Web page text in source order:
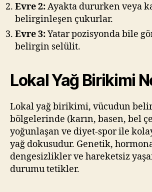
Evre 2:Ayakta dururken veya
belirginleşen çukurlar.
Evre 3:Yatar pozisyonda bile
belirgin selülit.
Lokal Yağ Birikimi
Lokal yağ birikimi, vücudun
bölgelerinde (karın, basen, bel
yoğunlaşan ve diyet-spor ile
yağ dokusudur. Genetik,
dengesizlikler ve hareketsiz
durumu tetikler.